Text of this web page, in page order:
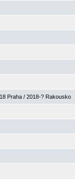
Praha / 2018-? Rakousko